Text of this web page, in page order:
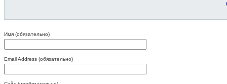
Имя (обязательно)
Email Address (обязательно)